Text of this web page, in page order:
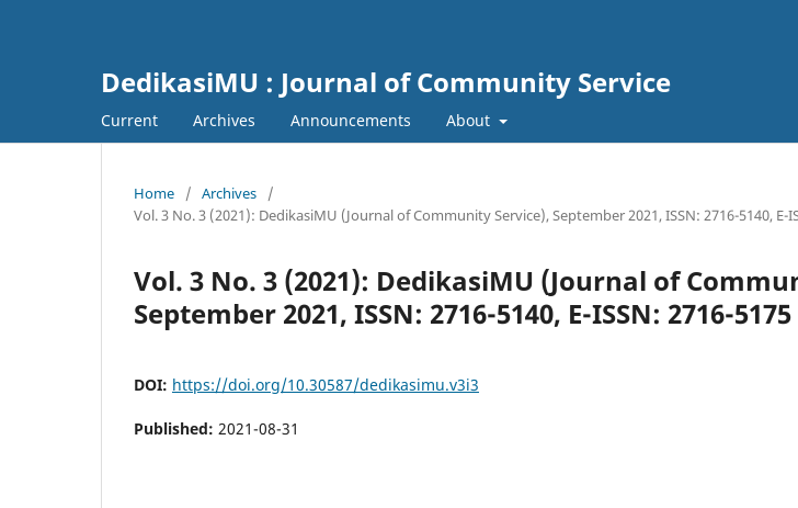
DedikasiMU : Journal of Community Service
Current Archives Announcements About
Home / Archives
/
Vol. 3 No. 3 (2021): DedikasiMU (Journal of Community Service), September 2021, ISSN: 2716-5140, E-
Vol. 3 No. 3 (2021): DedikasiMU (Journal of
September 2021, ISSN: 2716-5140, E-ISSN: 2716-5175
DOI: https://doi.org/10.30587/dedikasimu.v3i3
Published: 2021-08-31